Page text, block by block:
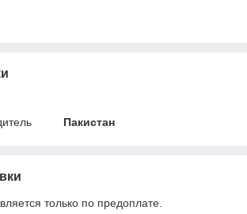
Пакистан
только по предоплате.